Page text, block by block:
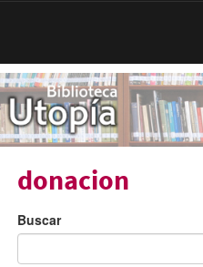
donacion
Buscar